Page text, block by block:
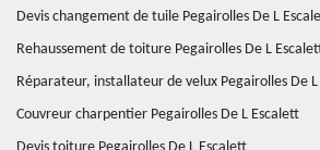
Devis changement de tuile Pegairolles De L
Rehaussement de toiture Pegairolles De L
Réparateur, installateur de velux Pegairolles De
Couvreur charpentier Pegairolles De L Escalett